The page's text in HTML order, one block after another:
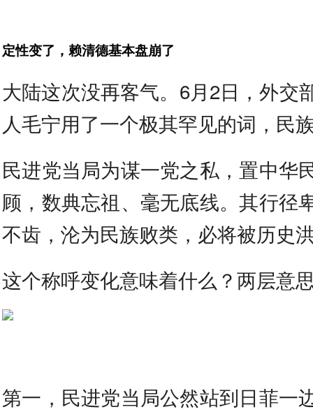
定性变了，赖清德基本盘崩了
大陆这次没再客气。6月2日，外交
人毛宁用了一个极其罕见的词，民
民进党当局为谋一党之私，置中华
顾，数典忘祖、毫无底线。其行径
不齿，沦为民族败类，必将被历史
这个称呼变化意味着什么？两层意
第一，民进党当局公然站到日菲一